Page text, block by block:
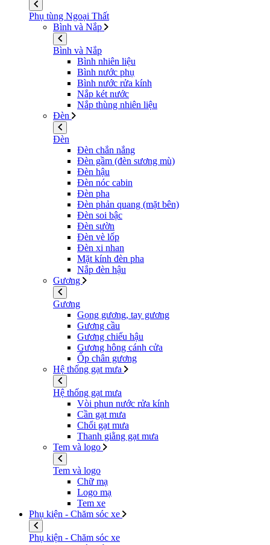
Phụ tùng Ngoại Thất
Bình và Nắp
Bình và Nắp
Bình nhiên liệu
Bình nước phụ
Bình nước rửa kính
Nắp két nước
Nắp thùng nhiên liệu
Đèn
Đèn
Đèn chắn nắng
Đèn gầm (đèn sương mù)
Đèn hậu
Đèn nóc cabin
Đèn pha
Đèn phản quang (mặt bên)
Đèn soi bậc
Đèn sườn
Đèn vè lốp
Đèn xi nhan
Mặt kính đèn pha
Nắp đèn hậu
Gương
Gương
Gọng gương, tay gương
Gương cầu
Gương chiếu hậu
Gương hông cánh cửa
Ốp chân gương
Hệ thống gạt mưa
Hệ thống gạt mưa
Vòi phun nước rửa kính
Cần gạt mưa
Chổi gạt mưa
Thanh giằng gạt mưa
Tem và logo
Tem và logo
Chữ mạ
Logo mạ
Tem xe
Phụ kiện - Chăm sóc xe
Phụ kiện - Chăm sóc xe